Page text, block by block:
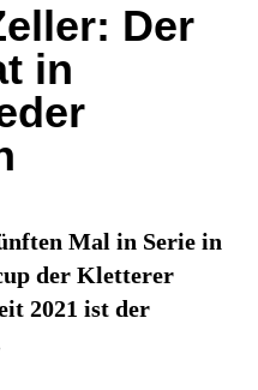
Der
in
Mal in Serie in
der Kletterer
2021 ist der